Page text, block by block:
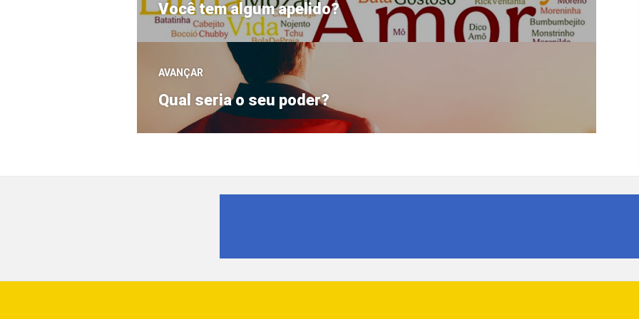
de
Post
anterior:
Você tem algum apelido?
AVANÇAR
Próximo
post:
Qual seria o seu poder?